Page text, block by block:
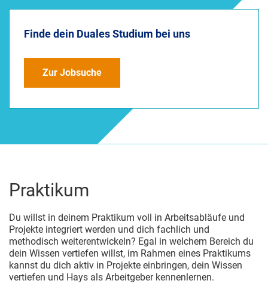
Finde dein Duales Studium bei uns
Zur Jobsuche
Praktikum
Du willst in deinem Praktikum voll in Arbeitsabläufe und
Projekte integriert werden und dich fachlich und
methodisch weiterentwickeln? Egal in welchem Bereich du
dein Wissen vertiefen willst, im Rahmen eines Praktikums
kannst du dich aktiv in Projekte einbringen, dein Wissen
vertiefen und Hays als Arbeitgeber kennenlernen.